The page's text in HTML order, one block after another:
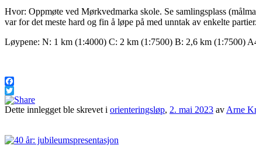
Hvor: Oppmøte ved Mørkvedmarka skole. Se samlingsplass
var for det meste hard og fin å løpe på med unntak av enkelte partier.
Løypene: N: 1 km (1:4000) C: 2 km (1:7500) B: 2,6 km (1:7500)
Facebook
Twitter
Dette innlegget ble skrevet i orienteringsløp, 2. mai 2023 av Arne